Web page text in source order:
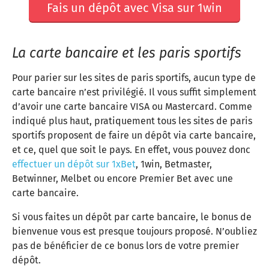
Fais un dépôt avec Visa sur 1win
La carte bancaire et les paris sportifs
Pour parier sur les sites de paris sportifs, aucun type de
carte bancaire n’est privilégié. Il vous suffit simplement
d’avoir une carte bancaire VISA ou Mastercard. Comme
indiqué plus haut, pratiquement tous les sites de paris
sportifs proposent de faire un dépôt via carte bancaire,
et ce, quel que soit le pays. En effet, vous pouvez donc
effectuer un dépôt sur 1xBet, 1win, Betmaster,
Betwinner, Melbet ou encore Premier Bet avec une
carte bancaire.
Si vous faites un dépôt par carte bancaire, le bonus de
bienvenue vous est presque toujours proposé. N’oubliez
pas de bénéficier de ce bonus lors de votre premier
dépôt.